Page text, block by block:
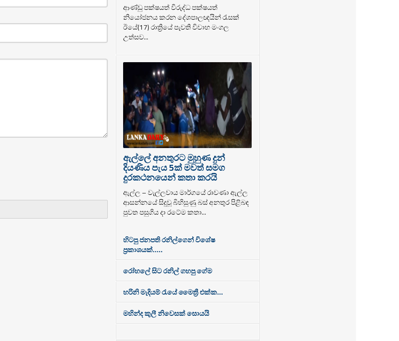
ආණ්ඩු පක්ෂයත් විරුද්ධ පක්ෂයත්
නියෝජනය කරන දේශපාලඥයින් රැසක්
ඊයේ(17) රාත්‍රියේ පැවති විවාහ මංගල
උත්සව...
ඇල්ලේ අනතුරට මුහුණ දුන්
දියණිය පැය 5ක් මවත් සමග
දුරකථනයෙන් කතා කරයි
ඇල්ල – වැල්ලවාය මාර්ගයේ රාවණා ඇල්ල
ආසන්නයේ සිදුවූ බිහිසුණු බස් අනතුර පිළිබඳ
පුවත පසුගිය දා රටේම කතා...
හිටපු ජනපති රනිල්ගෙන් විශේෂ
ප්‍රකාශයක්.....
රෝහලේ සිට රනිල් ගහපු ගේම
හරිනි මැදියම් රැයේ මෛත්‍රී එක්ක...
මහින්ද කුලී නිවෙසක් සොයයි